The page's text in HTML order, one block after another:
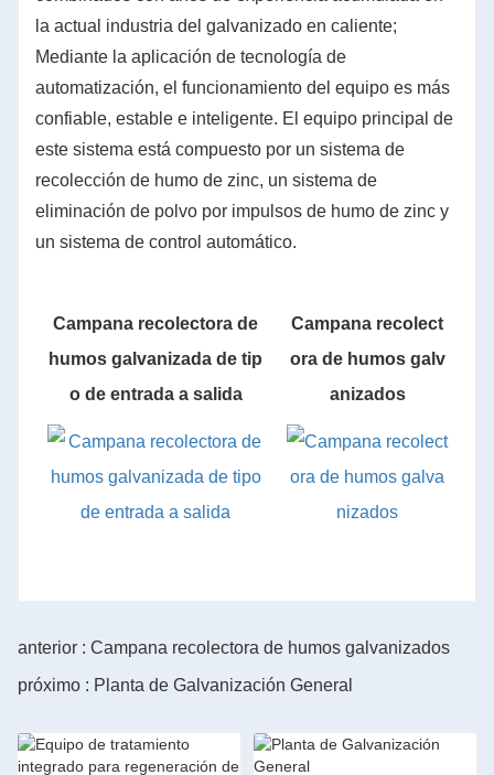
la actual industria del galvanizado en caliente;
Mediante la aplicación de tecnología de
automatización, el funcionamiento del equipo es más
confiable, estable e inteligente. El equipo principal de
este sistema está compuesto por un sistema de
recolección de humo de zinc, un sistema de
eliminación de polvo por impulsos de humo de zinc y
un sistema de control automático.
Campana recolectora de
humos galvanizada de tip
o de entrada a salida
Campana recolect
ora de humos galv
anizados
anterior : Campana recolectora de humos galvanizados
próximo : Planta de Galvanización General